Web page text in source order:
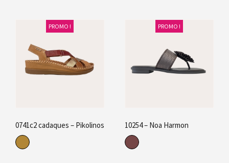
PROMO !
0741c2 cadaques – Pikolinos
PROMO !
10254 – Noa Harmon